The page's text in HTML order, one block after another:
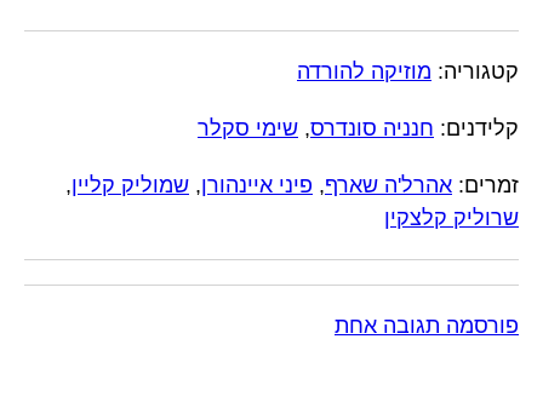
קטגוריה: מוזיקה להורדה
קלידנים: חנניה סונדרס, שימי סקלר
זמרים: אהרל'ה שארף, פיני איינהורן, שמוליק קליין,
שרוליק קלצקין
פורסמה תגובה אחת